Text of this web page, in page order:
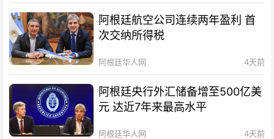
阿根廷航空公司连续两年盈利 首
次交纳所得税
阿根廷华人网 4天前
阿根廷央行外汇储备增至500亿美
元 达近7年来最高水平
阿根廷华人网 4天前